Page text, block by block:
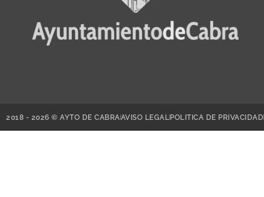
2018 - 2026 © AYTO DE CABRAAVISO LEGAL POLITICA DE PRIVACIDAD